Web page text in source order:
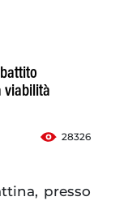
viabilità
28326
presso